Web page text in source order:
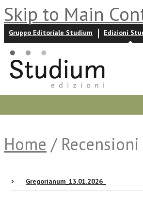
Skip to Main
Gruppo Editoriale Studium Edizioni
Home / Recensioni
Gregorianum_13.01.2026_